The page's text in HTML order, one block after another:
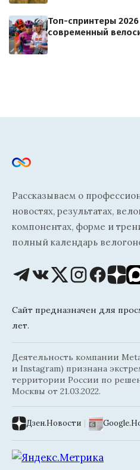
Топ-спринтеры
современный
Рассказываем о
новостях, результатах,
компонентах, форме и
полный календарь
Сайт предназначен для
лет.
Деятельность компании
и Instagram) признана
территории России по
Москвы от 21.03.2022.
Дзен.Новости |